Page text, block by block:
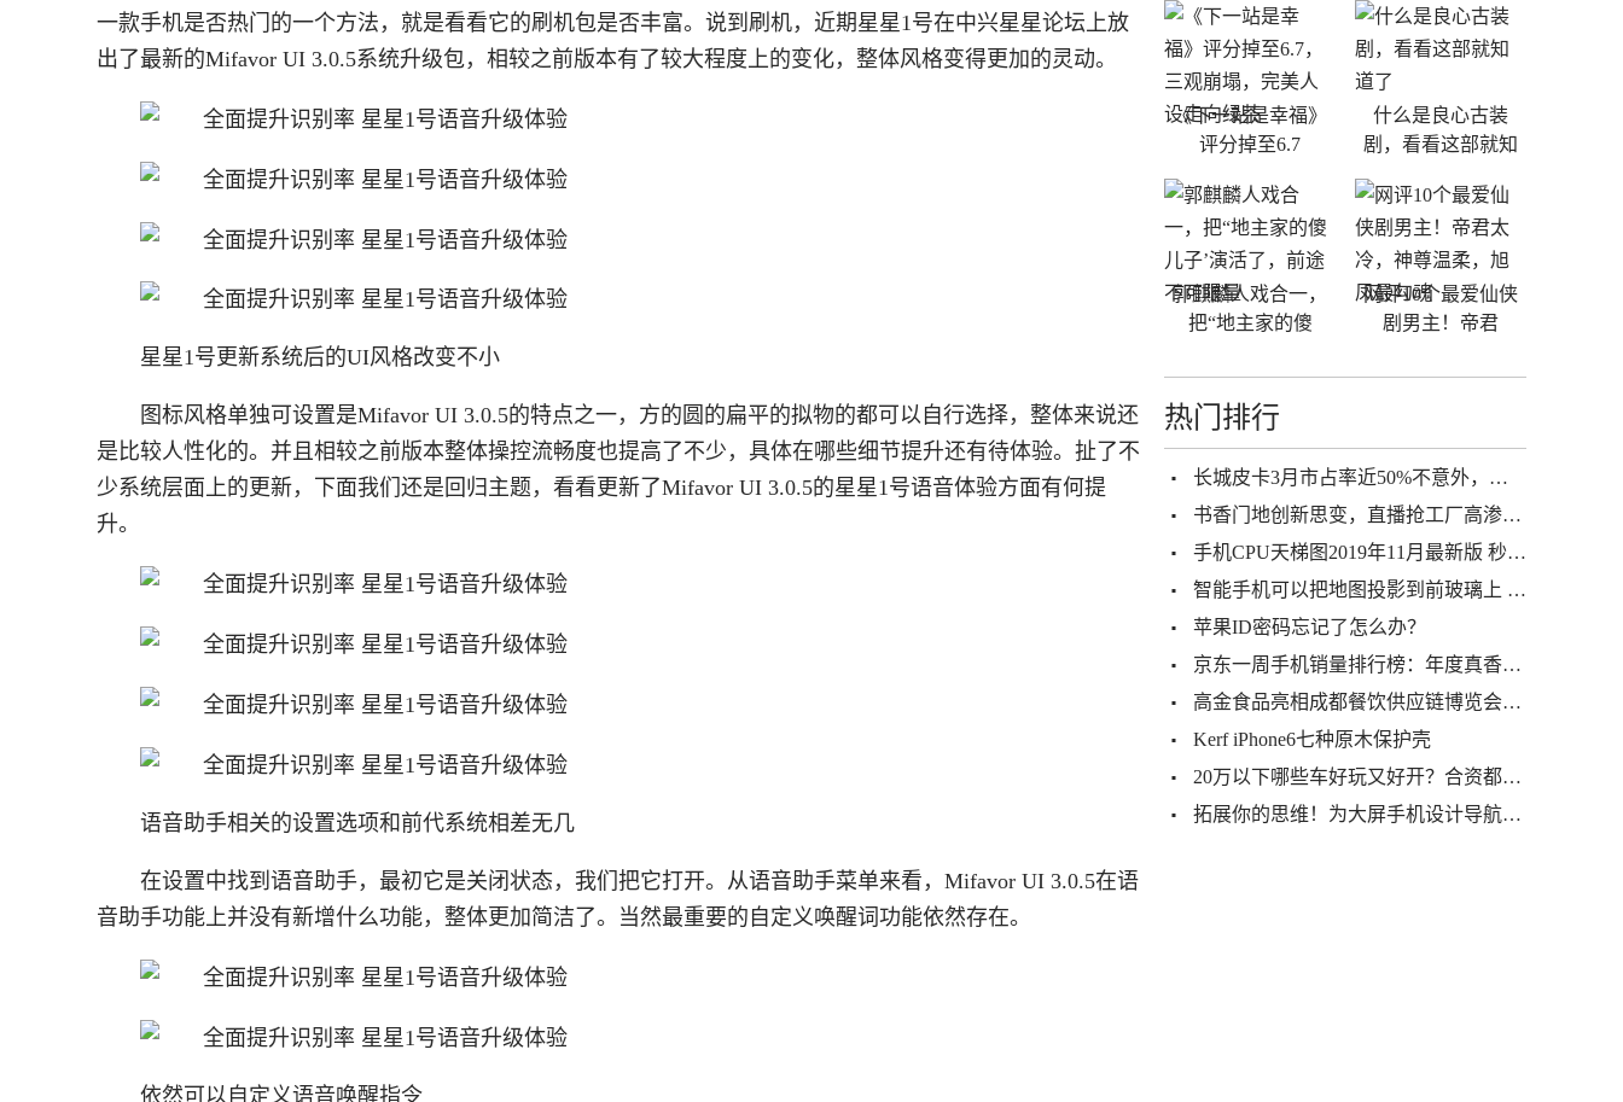
一款手机是否热门的一个方法，就是看看它的刷机包是否丰富。说到刷机，近期星星1号在中兴星星论坛上放
出了最新的Mifavor UI 3.0.5系统升级包，相较之前版本有了较大程度上的变化，整体风格变得更加的灵动。
星星1号更新系统后的UI风格改变不小
图标风格单独可设置是Mifavor UI 3.0.5的特点之一，方的圆的扁平的拟物的都可以自行选择，整体来说还
是比较人性化的。并且相较之前版本整体操控流畅度也提高了不少，具体在哪些细节提升还有待体验。扯了不
少系统层面上的更新，下面我们还是回归主题，看看更新了Mifavor UI 3.0.5的星星1号语音体验方面有何提
升。
语音助手相关的设置选项和前代系统相差无几
在设置中找到语音助手，最初它是关闭状态，我们把它打开。从语音助手菜单来看，Mifavor UI 3.0.5在语
音助手功能上并没有新增什么功能，整体更加简洁了。当然最重要的自定义唤醒词功能依然存在。
依然可以自定义语音唤醒指令
《下一站是幸福》
评分掉至6.7
什么是良心古装
剧，看看这部就知
郭麒麟人戏合一，
把“地主家的傻
网评10个最爱仙侠
剧男主！帝君
热门排行
长城皮卡3月市占率近50%不意外，面对疫情的选择成关键
书香门地创新思变，直播抢工厂高渗透裂变，开辟营销新通路
手机CPU天梯图2019年11月最新版 秒懂十一月手机处理器性能排名
智能手机可以把地图投影到前玻璃上 你知道怎么弄吗？
苹果ID密码忘记了怎么办？
京东一周手机销量排行榜：年度真香机独占鳌头
高金食品亮相成都餐饮供应链博览会，带来丰盛味觉享受！
Kerf iPhone6七种原木保护壳
20万以下哪些车好玩又好开？合资都不如国产好
拓展你的思维！为大屏手机设计导航的四种方法